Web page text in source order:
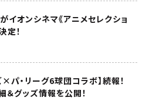
イオンシネマ《アニメセレクショ
定！
パ・リーグ6球団コラボ】続報！
＆グッズ情報を公開！